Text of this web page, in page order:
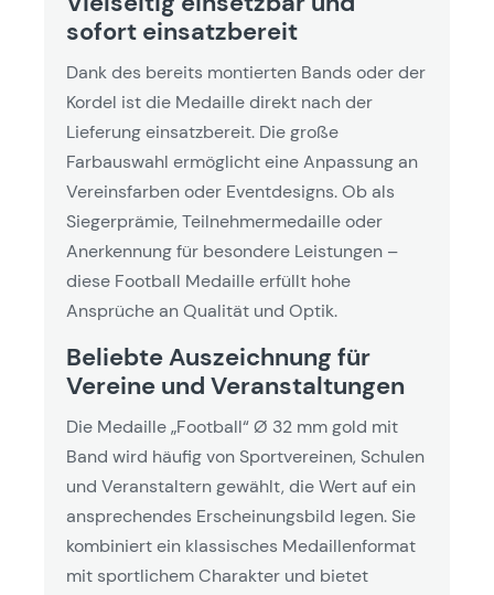
sofort einsatzbereit
Dank des bereits montierten Bands oder der
Kordel ist die Medaille direkt nach der
Lieferung einsatzbereit. Die große
Farbauswahl ermöglicht eine Anpassung an
Vereinsfarben oder Eventdesigns. Ob als
Siegerprämie, Teilnehmermedaille oder
Anerkennung für besondere Leistungen –
diese Football Medaille erfüllt hohe
Ansprüche an Qualität und Optik.
Beliebte Auszeichnung für
Vereine und Veranstaltungen
Die Medaille „Football“ Ø 32 mm gold mit
Band wird häufig von Sportvereinen, Schulen
und Veranstaltern gewählt, die Wert auf ein
ansprechendes Erscheinungsbild legen. Sie
kombiniert ein klassisches Medaillenformat
mit sportlichem Charakter und bietet